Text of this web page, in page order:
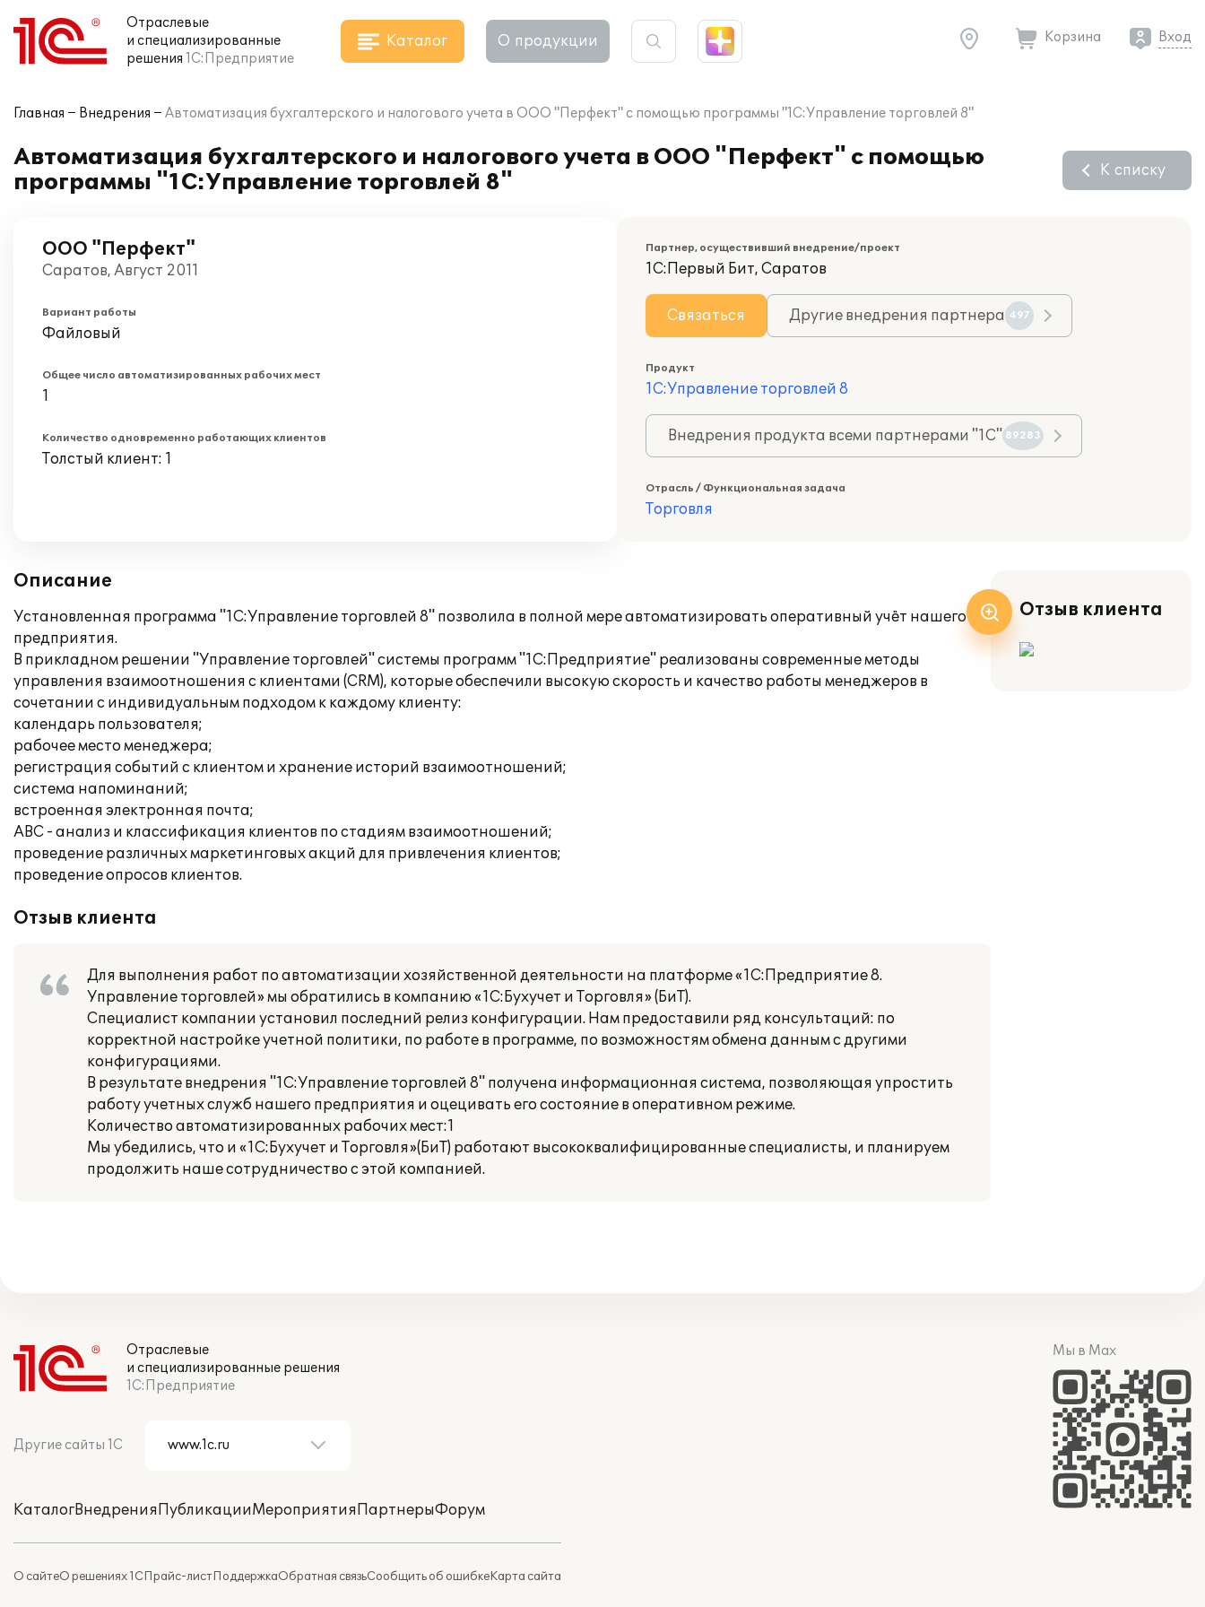
Отраслевые
и специализированные
решения 1С:Предприятие
Каталог О продукции Корзина Вход
Главная Внедрения Автоматизация бухгалтерского и налогового учета в ООО "Перфект" с помощью программы "1С:Управление торговлей 8"
Автоматизация бухгалтерского и налогового учета в ООО "Перфект" с помощью
программы "1С:Управление торговлей 8"
К списку
ООО "Перфект"
Саратов, Август 2011
Вариант работы
Файловый
Общее число автоматизированных рабочих мест
1
Количество одновременно работающих клиентов
Толстый клиент: 1
Партнер, осуществивший внедрение/проект
1С:Первый Бит, Саратов
Связаться Другие внедрения партнера 497
Продукт
1С:Управление торговлей 8
Внедрения продукта всеми партнерами "1С" 89283
Отрасль / Функциональная задача
Торговля
Описание
Установленная программа "1С:Управление торговлей 8" позволила в полной мере автоматизировать оперативный учёт нашего
предприятия.
В прикладном решении "Управление торговлей" системы программ "1С:Предприятие" реализованы современные методы
управления взаимоотношения с клиентами (CRM), которые обеспечили высокую скорость и качество работы менеджеров в
сочетании с индивидуальным подходом к каждому клиенту:
календарь пользователя;
рабочее место менеджера;
регистрация событий с клиентом и хранение историй взаимоотношений;
система напоминаний;
встроенная электронная почта;
АВС - анализ и классификация клиентов по стадиям взаимоотношений;
проведение различных маркетинговых акций для привлечения клиентов;
проведение опросов клиентов.
Отзыв клиента
Для выполнения работ по автоматизации хозяйственной деятельности на платформе «1С:Предприятие 8.
Управление торговлей» мы обратились в компанию «1С:Бухучет и Торговля» (БиТ).
Специалист компании установил последний релиз конфигурации. Нам предоставили ряд консультаций: по
корректной настройке учетной политики, по работе в программе, по возможностям обмена данным с другими
конфигурациями.
В результате внедрения "1С:Управление торговлей 8" получена информационная система, позволяющая упростить
работу учетных служб нашего предприятия и оцецивать его состояние в оперативном режиме.
Количество автоматизированных рабочих мест:1
Мы убедились, что и «1С:Бухучет и Торговля»(БиТ) работают высококвалифицированные специалисты, и планируем
продолжить наше сотрудничество с этой компанией.
Отзыв клиента
Отраслевые
и специализированные решения
1С:Предприятие
Другие сайты 1С
КаталогВнедренияПубликацииМероприятияПартнерыФорум
О сайтеО решениях 1СПрайс-листПоддержкаОбратная связьСообщить об ошибкеКарта сайта
Мы в Max